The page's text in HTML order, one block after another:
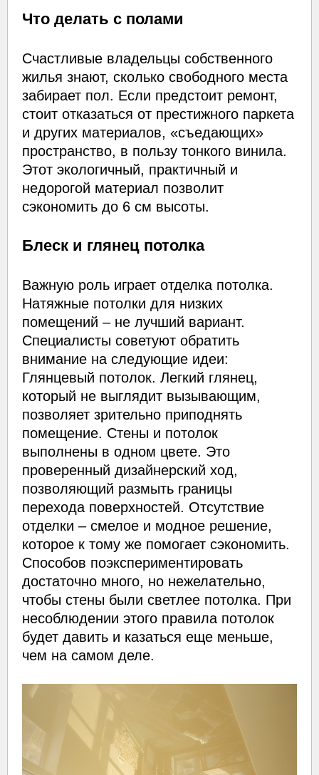
Что делать с полами
Счастливые владельцы собственного
жилья знают, сколько свободного места
забирает пол. Если предстоит ремонт,
стоит отказаться от престижного паркета
и других материалов, «съедающих»
пространство, в пользу тонкого винила.
Этот экологичный, практичный и
недорогой материал позволит
сэкономить до 6 см высоты.
Блеск и глянец потолка
Важную роль играет отделка потолка.
Натяжные потолки для низких
помещений – не лучший вариант.
Специалисты советуют обратить
внимание на следующие идеи:
Глянцевый потолок. Легкий глянец,
который не выглядит вызывающим,
позволяет зрительно приподнять
помещение. Стены и потолок
выполнены в одном цвете. Это
проверенный дизайнерский ход,
позволяющий размыть границы
перехода поверхностей. Отсутствие
отделки – смелое и модное решение,
которое к тому же помогает сэкономить.
Способов поэкспериментировать
достаточно много, но нежелательно,
чтобы стены были светлее потолка. При
несоблюдении этого правила потолок
будет давить и казаться еще меньше,
чем на самом деле.